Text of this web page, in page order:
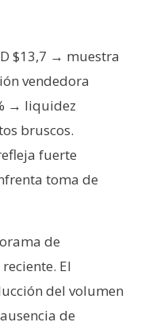
$13,7 → muestra
vendedora
→ liquidez
bruscos.
fuerte
toma de
de
El
del volumen
de